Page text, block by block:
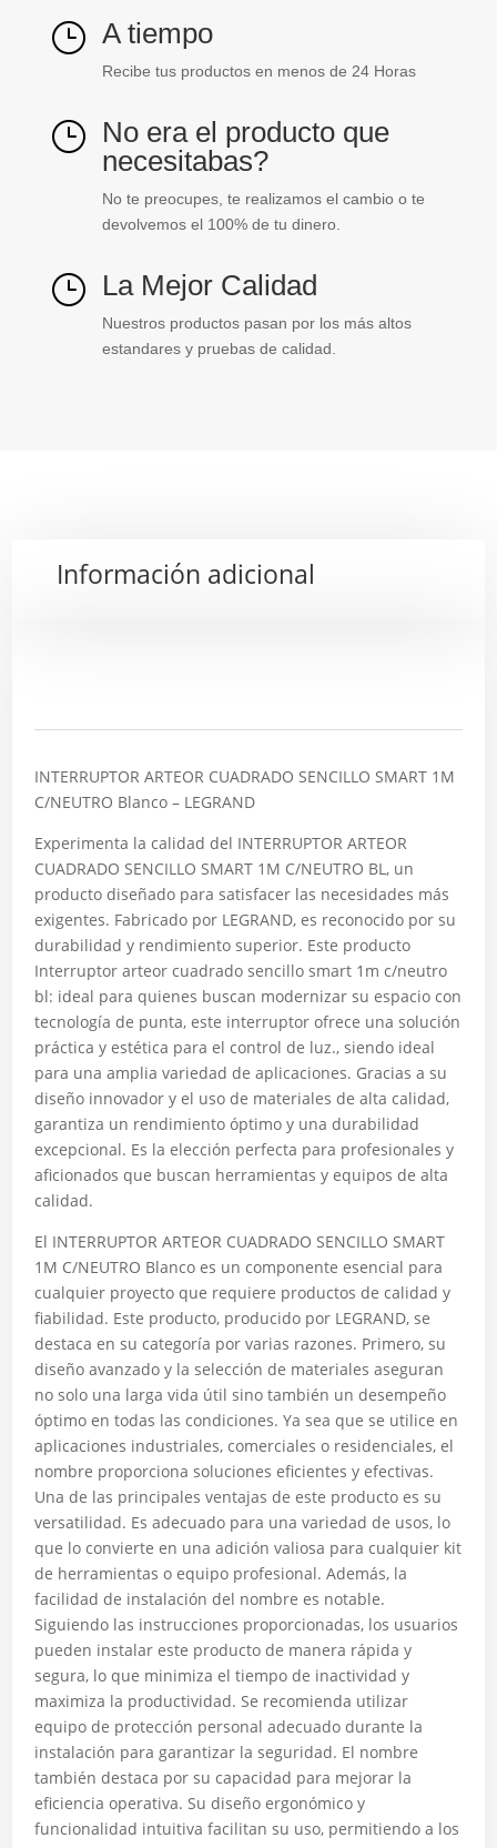
} A tiempo
Recibe tus productos en menos de 24 Horas
} No era el producto que
necesitabas?
No te preocupes, te realizamos el cambio o te
devolvemos el 100% de tu dinero.
} La Mejor Calidad
Nuestros productos pasan por los más altos
estandares y pruebas de calidad.
Información adicional
INTERRUPTOR ARTEOR CUADRADO SENCILLO SMART 1M
C/NEUTRO Blanco – LEGRAND
Experimenta la calidad del INTERRUPTOR ARTEOR
CUADRADO SENCILLO SMART 1M C/NEUTRO BL, un
producto diseñado para satisfacer las necesidades más
exigentes. Fabricado por LEGRAND, es reconocido por su
durabilidad y rendimiento superior. Este producto
Interruptor arteor cuadrado sencillo smart 1m c/neutro
bl: ideal para quienes buscan modernizar su espacio con
tecnología de punta, este interruptor ofrece una solución
práctica y estética para el control de luz., siendo ideal
para una amplia variedad de aplicaciones. Gracias a su
diseño innovador y el uso de materiales de alta calidad,
garantiza un rendimiento óptimo y una durabilidad
excepcional. Es la elección perfecta para profesionales y
aficionados que buscan herramientas y equipos de alta
calidad.
El INTERRUPTOR ARTEOR CUADRADO SENCILLO SMART
1M C/NEUTRO Blanco es un componente esencial para
cualquier proyecto que requiere productos de calidad y
fiabilidad. Este producto, producido por LEGRAND, se
destaca en su categoría por varias razones. Primero, su
diseño avanzado y la selección de materiales aseguran
no solo una larga vida útil sino también un desempeño
óptimo en todas las condiciones. Ya sea que se utilice en
aplicaciones industriales, comerciales o residenciales, el
nombre proporciona soluciones eficientes y efectivas.
Una de las principales ventajas de este producto es su
versatilidad. Es adecuado para una variedad de usos, lo
que lo convierte en una adición valiosa para cualquier kit
de herramientas o equipo profesional. Además, la
facilidad de instalación del nombre es notable.
Siguiendo las instrucciones proporcionadas, los usuarios
pueden instalar este producto de manera rápida y
segura, lo que minimiza el tiempo de inactividad y
maximiza la productividad. Se recomienda utilizar
equipo de protección personal adecuado durante la
instalación para garantizar la seguridad. El nombre
también destaca por su capacidad para mejorar la
eficiencia operativa. Su diseño ergonómico y
funcionalidad intuitiva facilitan su uso, permitiendo a los